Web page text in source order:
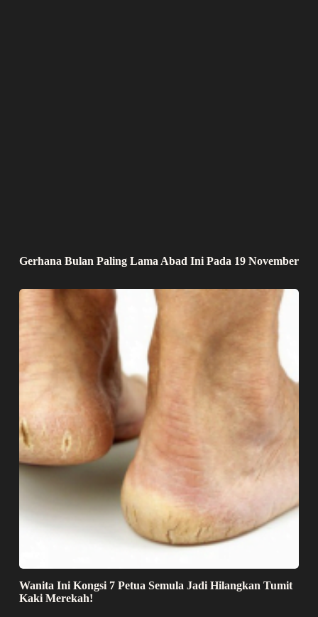
Gerhana Bulan Paling Lama Abad Ini Pada 19 November
Wanita Ini Kongsi 7 Petua Semula Jadi Hilangkan Tumit
Kaki Merekah!